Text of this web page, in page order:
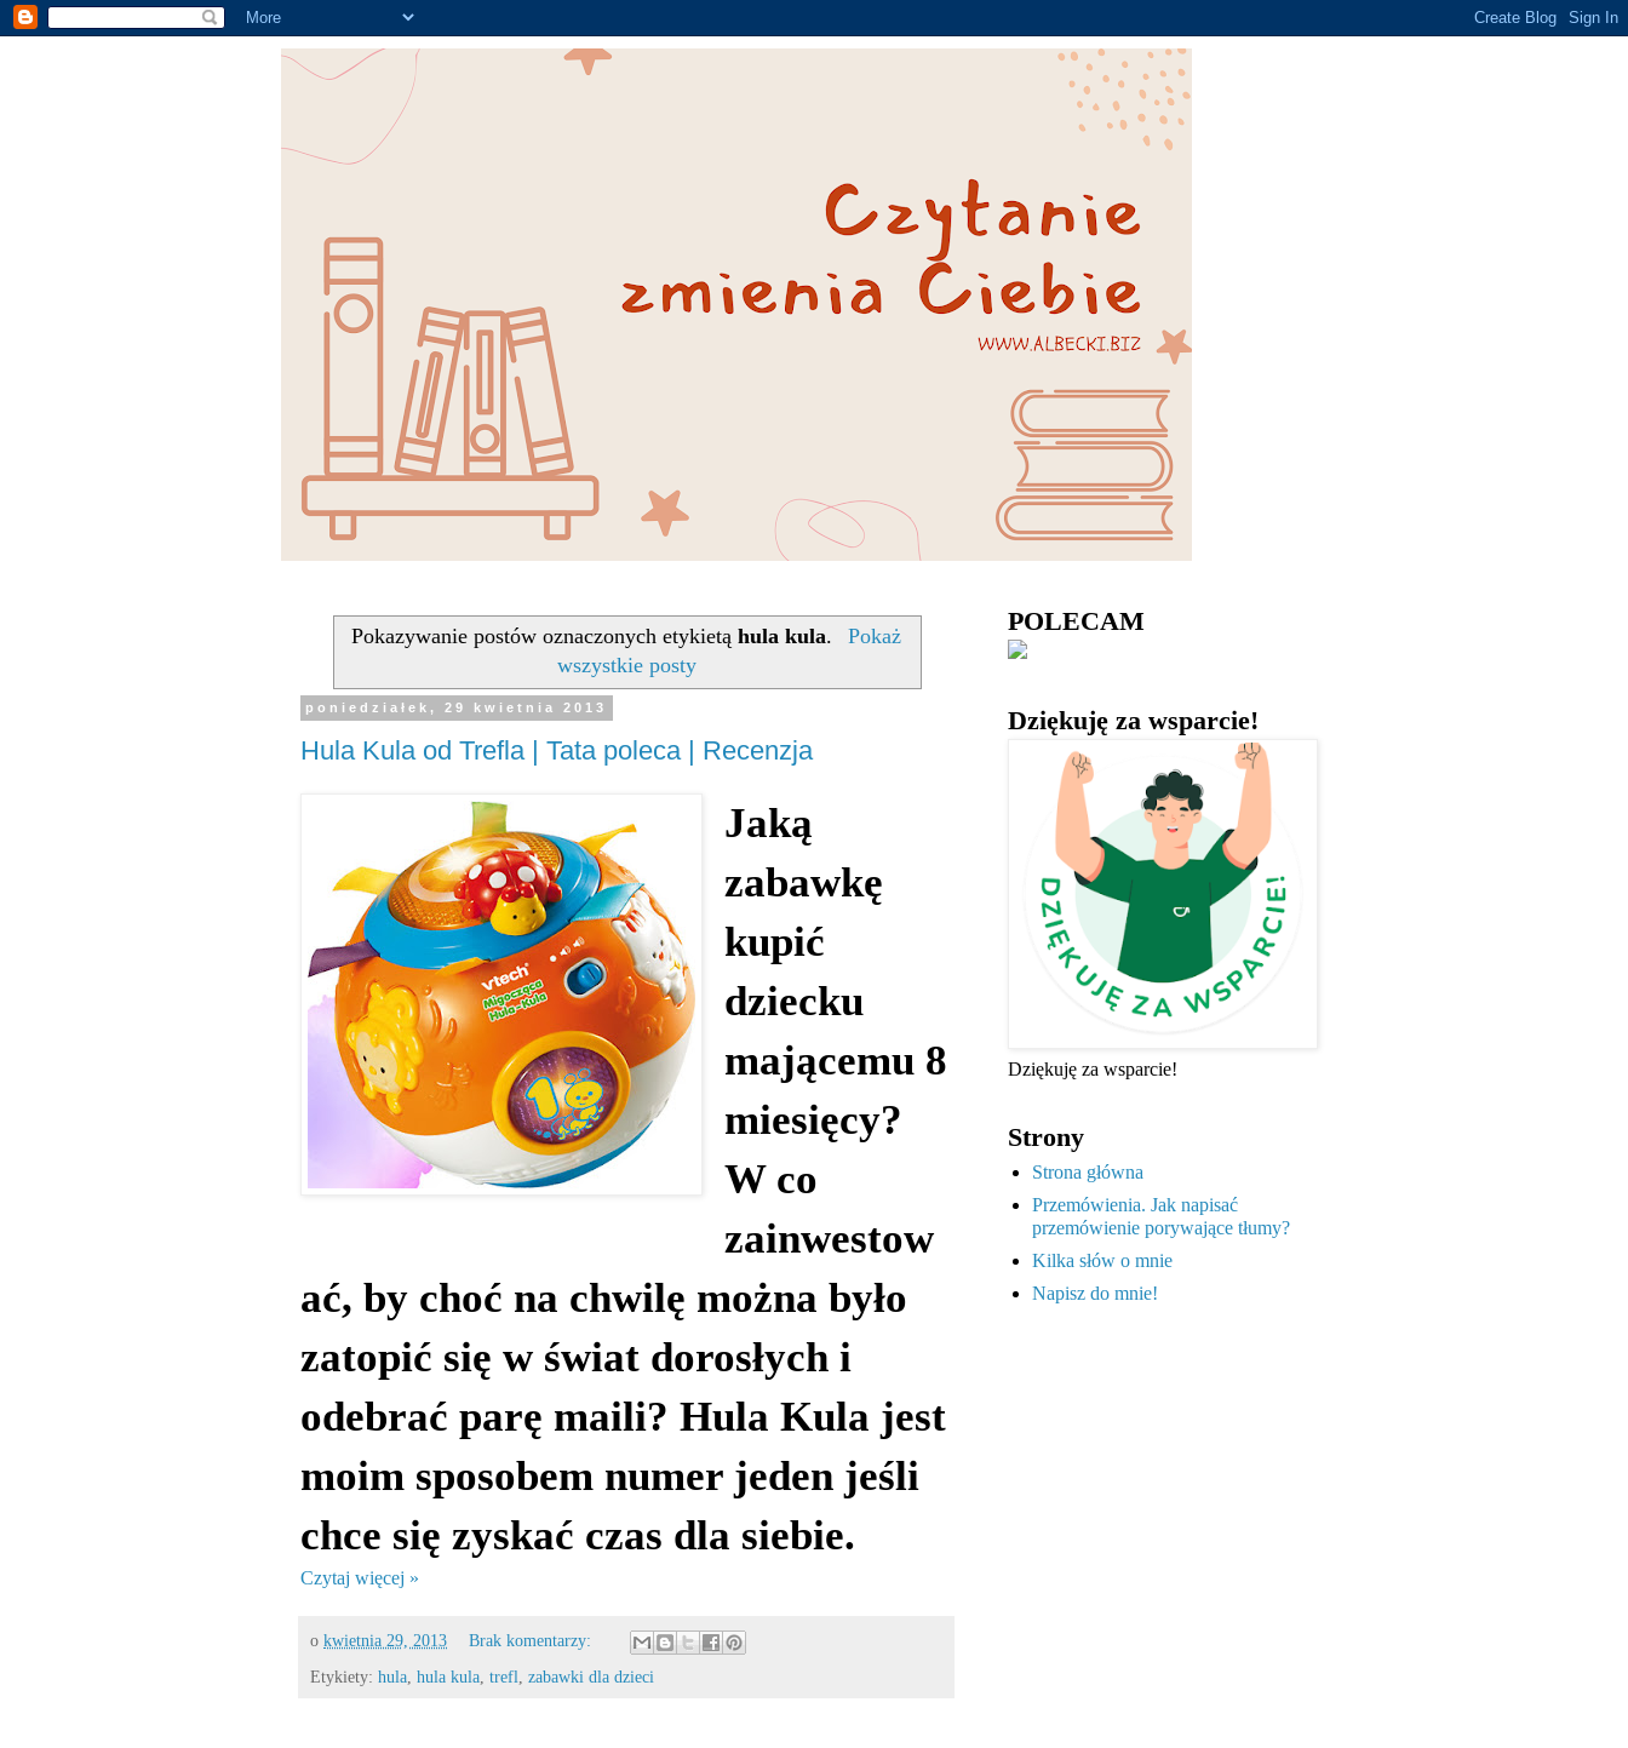
Pokazywanie postów oznaczonych etykietąhula kula.
Pokaż
wszystkie posty
poniedziałek, 29 kwietnia 2013
Hula Kula od Trefla | Tata poleca | Recenzja
Jaką
zabawkę
kupić
dziecku
mającemu 8
miesięcy?
W co
zainwestow
ać, by choć na chwilę można było
zatopić się w świat dorosłych i
odebrać parę maili? Hula Kula jest
moim sposobem numer jeden jeśli
chce się zyskać czas dla siebie.
Czytaj więcej »
o kwietnia 29, 2013
Brak komentarzy:
Etykiety: hula hula kula trefl zabawki dla dzieci
POLECAM
Dziękuję za wsparcie!
Dziękuję za wsparcie!
Strony
Strona główna
Przemówienia. Jak napisać
przemówienie porywające tłumy?
Kilka słów o mnie
Napisz do mnie!